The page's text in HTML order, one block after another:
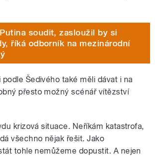
soudit, zasloužil by si
říká odborník na mezinárodní
Šedivého také měli dávat i na
přesto možný scénář vítězství
krizová situace. Neříkám katastrofa,
všechno nějak řešit. Jako
tohle nemůžeme dopustit. A nejen